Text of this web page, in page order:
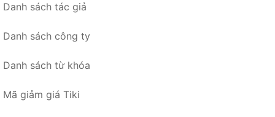
Danh sách tác giả
Danh sách công ty
Danh sách từ khóa
Mã giảm giá Tiki